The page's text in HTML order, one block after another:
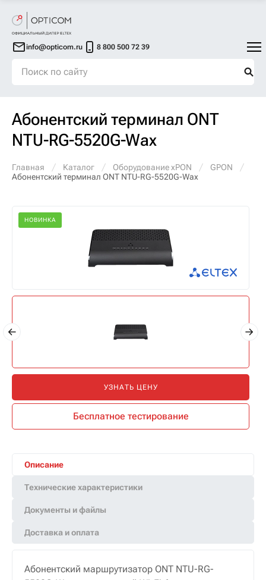
info@opticom.ru 8 800 500 72 39
Абонентский терминал ONT
NTU-RG-5520G-Wax
Главная Каталог Оборудование xPON
GPON
Абонентский терминал ONT NTU-RG-5520G-Wax
НОВИНКА
УЗНАТЬ ЦЕНУ
Бесплатное тестирование
Описание
Технические характеристики
Документы и файлы
Доставка и оплата
Абонентский маршрутизатор ONT NTU-RG-